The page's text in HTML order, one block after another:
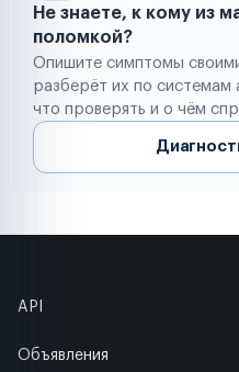
Не знаете, к кому из
поломкой?
Опишите симптомы
разберёт их по системам
что проверять и о чём
API
Объявления